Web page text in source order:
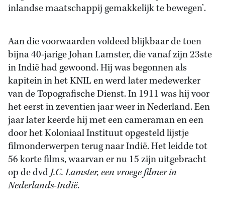
inlandse maatschappij gemakkelijk te bewegen’.
Aan die voorwaarden voldeed blijkbaar de toen
bijna 40-jarige Johan Lamster, die vanaf zijn 23ste
in Indië had gewoond. Hij was begonnen als
kapitein in het KNIL en werd later medewerker
van de Topografische Dienst. In 1911 was hij voor
het eerst in zeventien jaar weer in Nederland. Een
jaar later keerde hij met een cameraman en een
door het Koloniaal Instituut opgesteld lijstje
filmonderwerpen terug naar Indië. Het leidde tot
56 korte films, waarvan er nu 15 zijn uitgebracht
op de dvdJ.C. Lamster, een vroege filmer in
Nederlands-Indië.